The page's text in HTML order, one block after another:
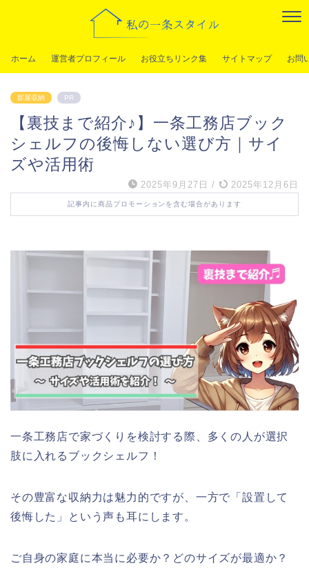
ホーム 運営者プロフィール お役立ちリンク集 サイトマップ お問
部屋収納 PR
【裏技まで紹介♪】一条工務店ブック
シェルフの後悔しない選び方｜サイ
ズや活用術
2025年9月27日 / 2025年12月6日
記事内に商品プロモーションを含む場合があります
一条工務店で家づくりを検討する際、多くの人が選択
肢に入れるブックシェルフ！
その豊富な収納力は魅力的ですが、一方で「設置して
後悔した」という声も耳にします。
ご自身の家庭に本当に必要か？どのサイズが最適か？